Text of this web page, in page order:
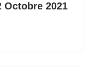
Octobre 2021